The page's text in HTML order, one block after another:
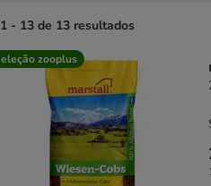
1 - 13 de 13 resultados
product items have been changed
zooplus